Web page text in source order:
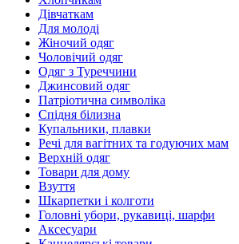
Дівчаткам
Для молоді
Жіночий одяг
Чоловічий одяг
Одяг з Туреччини
Джинсовий одяг
Патріотична символіка
Спідня білизна
Купальники, плавки
Речі для вагітних та годуючих мам
Верхній одяг
Товари для дому
Взуття
Шкарпетки і колготи
Головні убори, рукавиці, шарфи
Аксесуари